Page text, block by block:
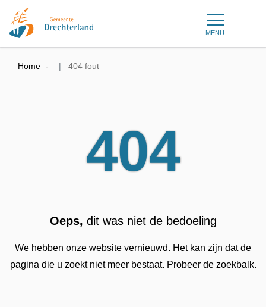
MENU
Home 404 fout
404
Oeps, dit was niet de bedoeling
We hebben onze website vernieuwd. Het kan zijn dat de
pagina die u zoekt niet meer bestaat. Probeer de zoekbalk.